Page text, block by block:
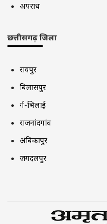
अपराध
छत्तीसगढ़ जिला
रायपुर
बिलासपुर
दुर्ग-भिलाई
राजनांदगांव
अंबिकापुर
जगदलपुर